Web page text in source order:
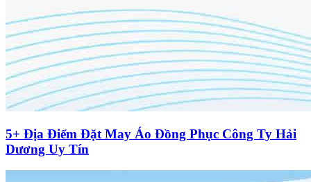
5+ Địa Điểm Đặt May Áo Đồng Phục Công Ty Hải
Dương Uy Tín